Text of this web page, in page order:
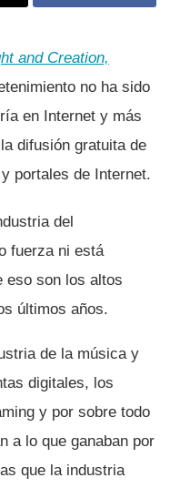
and Creation,
no ha sido
en Internet y más
difusión gratuita de
portales de Internet.
del
fuerza ni está
eso son los altos
últimos años.
de la música y
digitales, los
y por sobre todo
a lo que ganaban por
que la industria